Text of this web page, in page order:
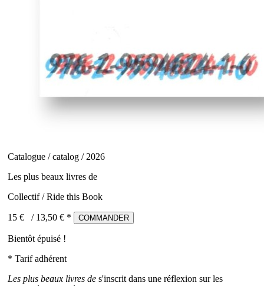
Catalogue / catalog / 2026
Les plus beaux livres de
Collectif / Ride this Book
15 € / 13,50 € * COMMANDER
Bientôt épuisé !
* Tarif adhérent
Les plus beaux livres de s'inscrit dans une réflexion sur les